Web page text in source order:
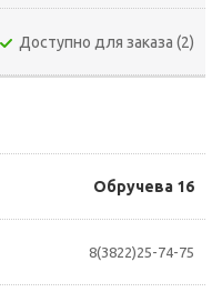
Доступно для заказа (2)
Обручева 16
8(3822)25-74-75